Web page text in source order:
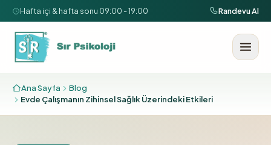
İçeriğe geç
Hafta içi & hafta sonu 09:00 - 19:00 Randevu Al
Ana Sayfa
Blog
Evde Çalışmanın Zihinsel Sağlık Üzerindeki Etkileri